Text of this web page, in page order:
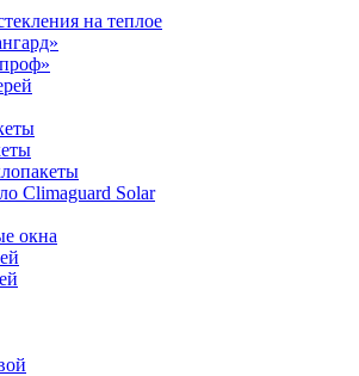
на теплое
Climaguard Solar
окна